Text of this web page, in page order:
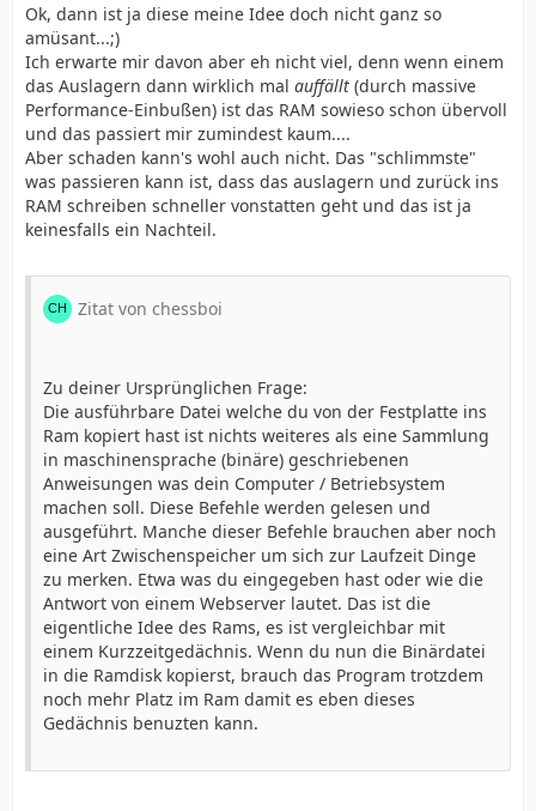
Ok, dann ist ja diese meine Idee doch nicht ganz so
amüsant...;)
Ich erwarte mir davon aber eh nicht viel, denn wenn einem
das Auslagern dann wirklich mal auffällt (durch massive
Performance-Einbußen) ist das RAM sowieso schon übervoll
und das passiert mir zumindest kaum....
Aber schaden kann's wohl auch nicht. Das "schlimmste"
was passieren kann ist, dass das auslagern und zurück ins
RAM schreiben schneller vonstatten geht und das ist ja
keinesfalls ein Nachteil.
Zitat von chessboi
Zu deiner Ursprünglichen Frage:
Die ausführbare Datei welche du von der Festplatte ins
Ram kopiert hast ist nichts weiteres als eine Sammlung
in maschinensprache (binäre) geschriebenen
Anweisungen was dein Computer / Betriebsystem
machen soll. Diese Befehle werden gelesen und
ausgeführt. Manche dieser Befehle brauchen aber noch
eine Art Zwischenspeicher um sich zur Laufzeit Dinge
zu merken. Etwa was du eingegeben hast oder wie die
Antwort von einem Webserver lautet. Das ist die
eigentliche Idee des Rams, es ist vergleichbar mit
einem Kurzzeitgedächnis. Wenn du nun die Binärdatei
in die Ramdisk kopierst, brauch das Program trotzdem
noch mehr Platz im Ram damit es eben dieses
Gedächnis benuzten kann.